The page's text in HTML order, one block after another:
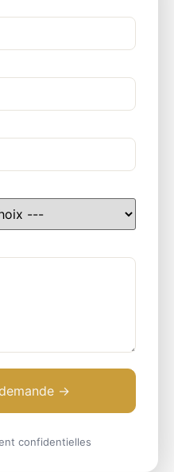
→
confidentielles